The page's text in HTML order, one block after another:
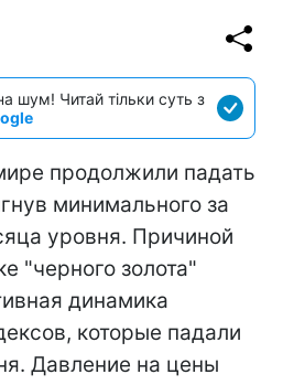
шум! Читай тільки суть з
продолжили падать
минимального за
уровня. Причиной
"черного золота"
динамика
которые падали
Давление на цены